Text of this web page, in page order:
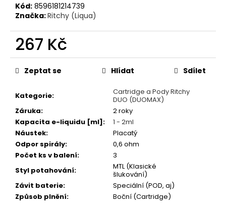
Kód: 8596181214739
Značka:Ritchy (Liqua)
267 Kč
Měrná
cena:
Kategorie:
Cartridge a Pody Ritchy
DUO (DUOMAX)
Záruka:
2 roky
Kapacita e-liquidu [ml]:
1 - 2ml
Náustek:
Placatý
Odpor spirály:
0,6 ohm
Počet ks v balení:
3
Styl potahování:
MTL (Klasické
šlukování)
Závit baterie:
Speciální (POD, aj)
Způsob plnění: Boční (Cartridge)
Zeptat se Hlídat Sdílet
u
č
u
e
GTX
0,8OHM
MESH
HLAVA
78
Kč